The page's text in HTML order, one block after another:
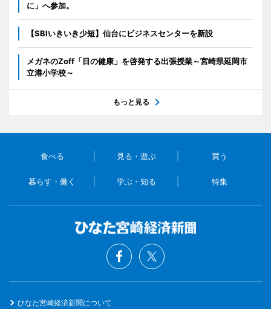
に」へ参加。
【SBIいきいき少短】仙台にビジネスセンターを新設
メガネのZoff「目の健康」を啓発する出張授業～宮崎県延岡市
立港小学校～
もっと見る
食べる 見る・遊ぶ 買う
暮らす・働く 学ぶ・知る 特集
ひなた宮崎経済新聞について